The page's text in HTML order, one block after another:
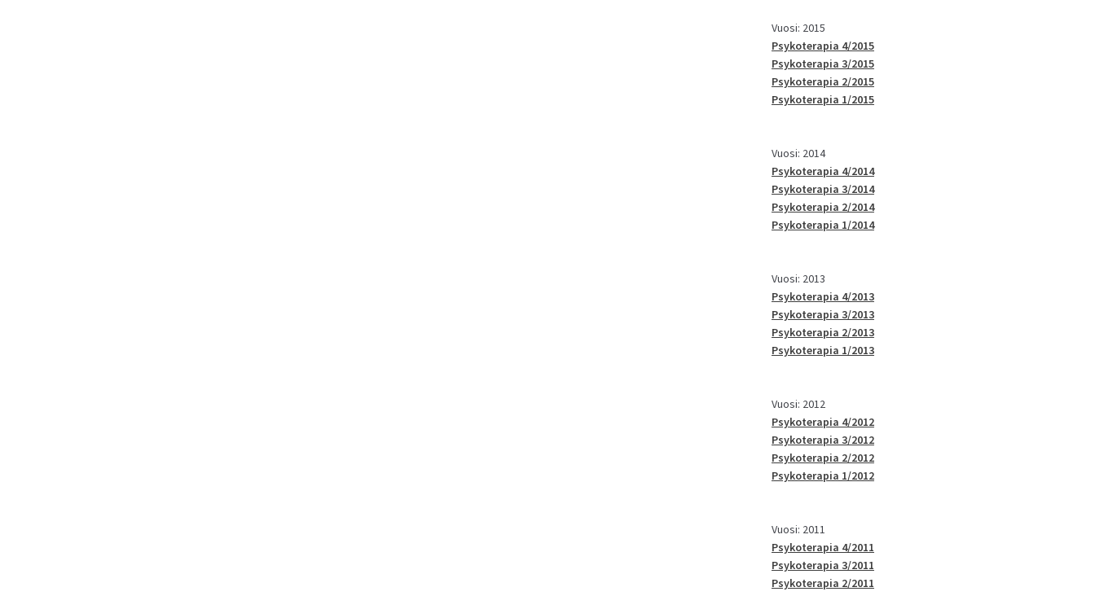
Vuosi: 2015
Psykoterapia 4/2015
Psykoterapia 3/2015
Psykoterapia 2/2015
Psykoterapia 1/2015
Vuosi: 2014
Psykoterapia 4/2014
Psykoterapia 3/2014
Psykoterapia 2/2014
Psykoterapia 1/2014
Vuosi: 2013
Psykoterapia 4/2013
Psykoterapia 3/2013
Psykoterapia 2/2013
Psykoterapia 1/2013
Vuosi: 2012
Psykoterapia 4/2012
Psykoterapia 3/2012
Psykoterapia 2/2012
Psykoterapia 1/2012
Vuosi: 2011
Psykoterapia 4/2011
Psykoterapia 3/2011
Psykoterapia 2/2011